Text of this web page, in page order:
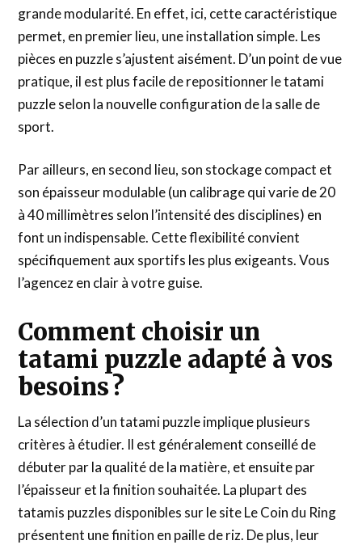
grande modularité. En effet, ici, cette caractéristique
permet, en premier lieu, une installation simple. Les
pièces en puzzle s’ajustent aisément. D’un point de vue
pratique, il est plus facile de repositionner le tatami
puzzle selon la nouvelle configuration de la salle de
sport.
Par ailleurs, en second lieu, son stockage compact et
son épaisseur modulable (un calibrage qui varie de 20
à 40 millimètres selon l’intensité des disciplines) en
font un indispensable. Cette flexibilité convient
spécifiquement aux sportifs les plus exigeants. Vous
l’agencez en clair à votre guise.
Comment choisir un
tatami puzzle adapté à vos
besoins ?
La sélection d’un tatami puzzle implique plusieurs
critères à étudier. Il est généralement conseillé de
débuter par la qualité de la matière, et ensuite par
l’épaisseur et la finition souhaitée. La plupart des
tatamis puzzles disponibles sur le site Le Coin du Ring
présentent une finition en paille de riz. De plus, leur